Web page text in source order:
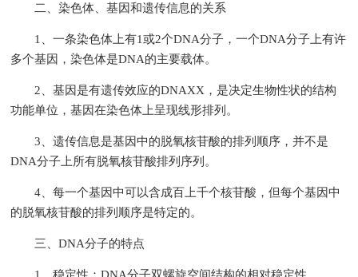
二、染色体、基因和遗传信息的关系
1、一条染色体上有1或2个DNA分子，一个DNA分子上有许
多个基因，染色体是DNA的主要载体。
2、基因是有遗传效应的DNAXX，是决定生物性状的结构
功能单位，基因在染色体上呈现线形排列。
3、遗传信息是基因中的脱氧核苷酸的排列顺序，并不是
DNA分子上所有脱氧核苷酸排列序列。
4、每一个基因中可以含成百上千个核苷酸，但每个基因中
的脱氧核苷酸的排列顺序是特定的。
三、DNA分子的特点
1、稳定性：DNA分子双螺旋空间结构的相对稳定性